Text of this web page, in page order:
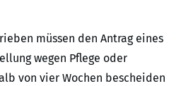
müssen den Antrag eines
wegen Pflege oder
von vier Wochen bescheiden